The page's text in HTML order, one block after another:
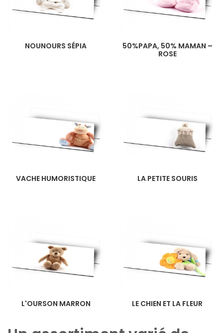
NOUNOURS SÉPIA
50%PAPA, 50% MAMAN –
ROSE
VACHE HUMORISTIQUE LA PETITE SOURIS
L'OURSON MARRON LE CHIEN ET LA FLEUR